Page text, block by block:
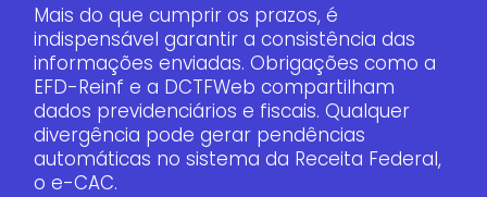
Mais do que cumprir os prazos, é
indispensável garantir a consistência das
informações enviadas. Obrigações como a
EFD-Reinf e a DCTFWeb compartilham
dados previdenciários e fiscais. Qualquer
divergência pode gerar pendências
automáticas no sistema da Receita Federal,
o e-CAC.